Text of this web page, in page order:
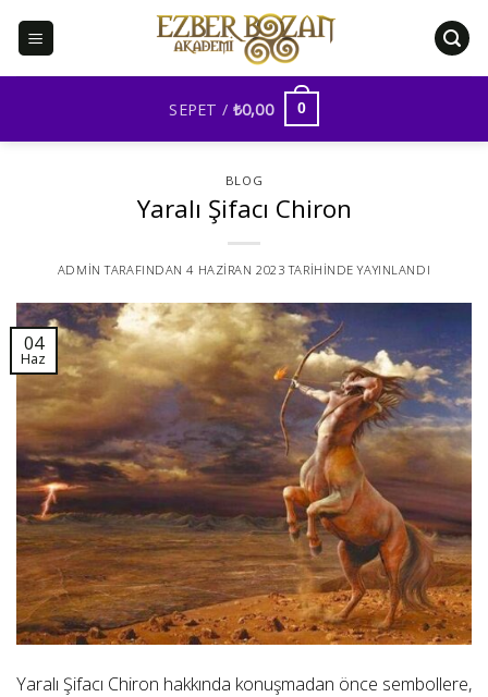
SEPET / ₺0,00 0
BLOG
Yaralı Şifacı Chiron
ADMIN TARAFINDAN 4 HAZIRAN 2023 TARIHINDE YAYINLANDI
04
Haz
Yaralı Şifacı Chiron hakkında konuşmadan önce sembollere,